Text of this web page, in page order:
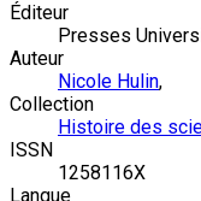
Éditeur
Presses
Auteur
Nicole Hulin,
Collection
Histoire des
ISSN
1258116X
Langue